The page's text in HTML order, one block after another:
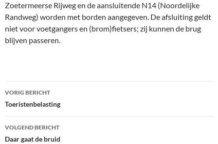
Zoetermeerse Rijweg en de aansluitende N14 (Noordelijke
Randweg) worden met borden aangegeven. De afsluiting geldt
niet voor voetgangers en (brom)fietsers; zij kunnen de brug
blijven passeren.
Bericht
navigatie
VORIG BERICHT
Toeristenbelasting
VOLGEND BERICHT
Daar gaat de bruid